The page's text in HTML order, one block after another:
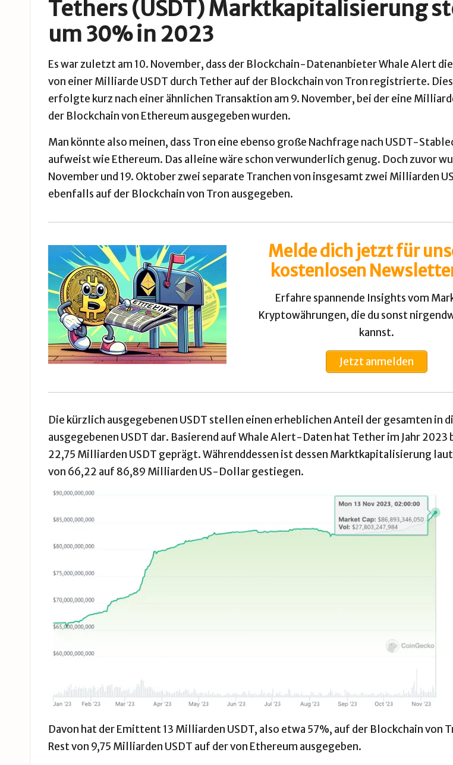
Tethers (USDT) Marktkapitalisierung
um 30% in 2023
Es war zuletzt am 10. November, dass der Blockchain-Datenanbieter Whale Alert
von einer Milliarde USDT durch Tether auf der Blockchainvon Tron registrierte.
erfolgte kurz nach einer ähnlichen Transaktion am 9. November, bei der eine
der Blockchain von Ethereum ausgegeben wurden.
Man könnte also meinen, dass Tron eine ebenso große Nachfrage nach USDT-
aufweist wie Ethereum. Das alleine wäre schon verwunderlich genug. Doch zuvor
Novemberund 19. Oktoberzwei separate Tranchen von insgesamt zwei Milliarden
ebenfalls auf der Blockchain von Tron ausgegeben.
Melde dich jetzt für
kostenlosen
Erfahre spannende Insights vom
Kryptowährungen, die du sonst
kannst.
Jetzt anmelden
Die kürzlich ausgegebenen USDT stellen einen erheblichen Anteil der gesamten in
ausgegebenen USDT dar. Basierend auf Whale Alert-Daten hat Tether im Jahr 2023
22,75 Milliarden USDT geprägt. Währenddessen ist dessen Marktkapitalisierung
von 66,22 auf 86,89 Milliarden US-Dollar gestiegen.
Davon hat der Emittent 13 Milliarden USDT, also etwa 57%, auf der Blockchain von
Rest von 9,75 Milliarden USDT auf der von Ethereum ausgegeben.